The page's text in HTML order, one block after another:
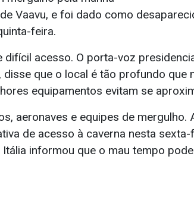
Vaavu, e foi dado como
feira.
difícil acesso. O porta-voz
disse que o local é tão profundo que
equipamentos evitam se
aeronaves e equipes de mergulho.
de acesso à caverna nesta
informou que o mau tempo